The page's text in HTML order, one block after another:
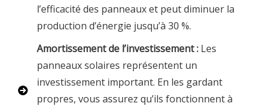
l’efficacité des panneaux et peut diminuer la
production d’énergie jusqu’à 30 %.
Amortissement de l’investissement : Les
panneaux solaires représentent un
investissement important. En les gardant
propres, vous assurez qu’ils fonctionnent à